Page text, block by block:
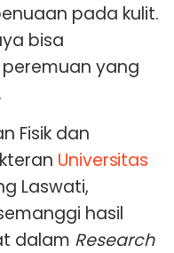
pada kulit.
bisa
yang
Fisik dan
Universitas
Laswati,
hasil
dalam Research